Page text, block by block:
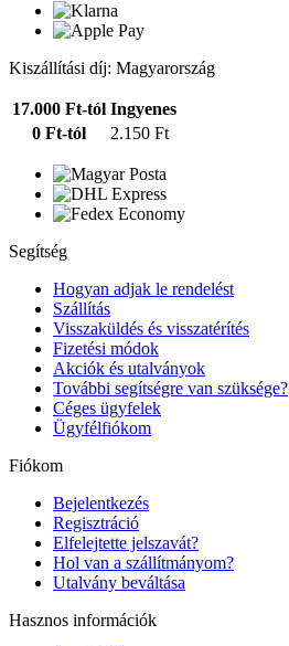
Kiszállítási díj: Magyarország
17.000 Ft-tól Ingyenes
0 Ft-tól
2.150 Ft
Segítség
Hogyan adjak le rendelést
Szállítás
Visszaküldés és visszatérítés
Fizetési módok
Akciók és utalványok
További segítségre van szüksége?
Céges ügyfelek
Ügyfélfiókom
Fiókom
Bejelentkezés
Regisztráció
Elfelejtette jelszavát?
Hol van a szállítmányom?
Utalvány beváltása
Hasznos információk